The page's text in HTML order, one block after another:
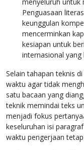
menyeluruh untuk
Penguasaan
keunggulan
mencerminkan
kesiapan untuk
internasional
Selain tahapan teknis
waktu agar tidak
satu bacaan yang
teknik memindai teks
menjadi fokus
keseluruhan isi
waktu pengerjaan